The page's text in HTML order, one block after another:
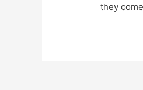
they